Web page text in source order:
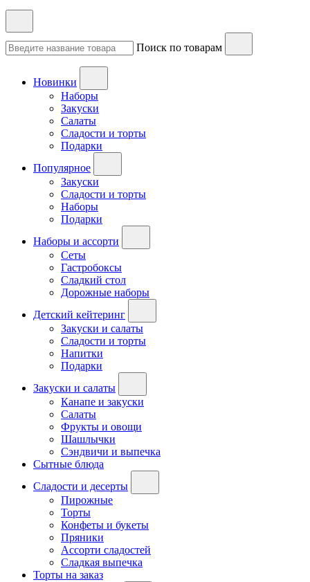
Поиск по товарам
Новинки
Наборы
Закуски
Салаты
Сладости и торты
Подарки
Популярное
Закуски
Сладости и торты
Наборы
Подарки
Наборы и ассорти
Сеты
Гастробоксы
Сладкий стол
Дорожные наборы
Детский кейтеринг
Закуски и салаты
Сладости и торты
Напитки
Подарки
Закуски и салаты
Канапе и закуски
Салаты
Фрукты и овощи
Шашлычки
Сэндвичи и выпечка
Сытные блюда
Сладости и десерты
Пирожные
Торты
Конфеты и букеты
Пряники
Ассорти сладостей
Сладкая выпечка
Торты на заказ